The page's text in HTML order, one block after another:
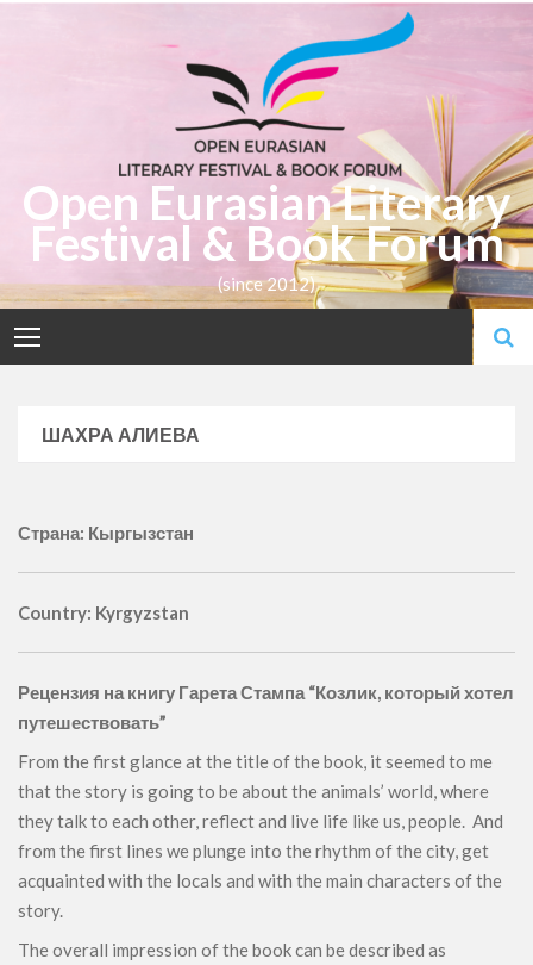
Open Eurasian Literary
Festival & Book Forum
(since 2012)
ШАХРА АЛИЕВА
Страна: Кыргызстан
Country: Kyrgyzstan
Рецензия на книгу Гарета Стампа “Козлик, который хотел
путешествовать”
From the first glance at the title of the book, it seemed to me
that the story is going to be about the animals’ world, where
they talk to each other, reflect and live life like us, people. And
from the first lines we plunge into the rhythm of the city, get
acquainted with the locals and with the main characters of the
story.
The overall impression of the book can be described as